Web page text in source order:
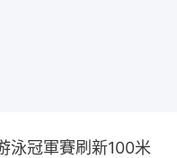
泳冠軍賽刷新100米